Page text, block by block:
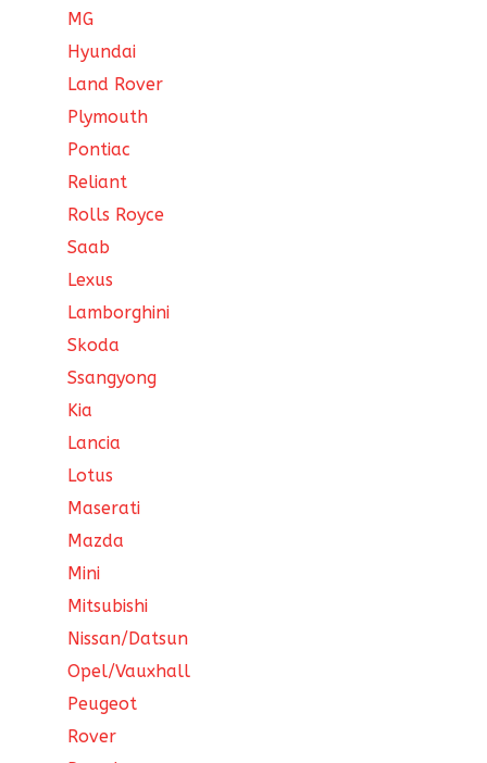
MG
Hyundai
Land Rover
Plymouth
Pontiac
Reliant
Rolls Royce
Saab
Lexus
Lamborghini
Skoda
Ssangyong
Kia
Lancia
Lotus
Maserati
Mazda
Mini
Mitsubishi
Nissan/Datsun
Opel/Vauxhall
Peugeot
Rover